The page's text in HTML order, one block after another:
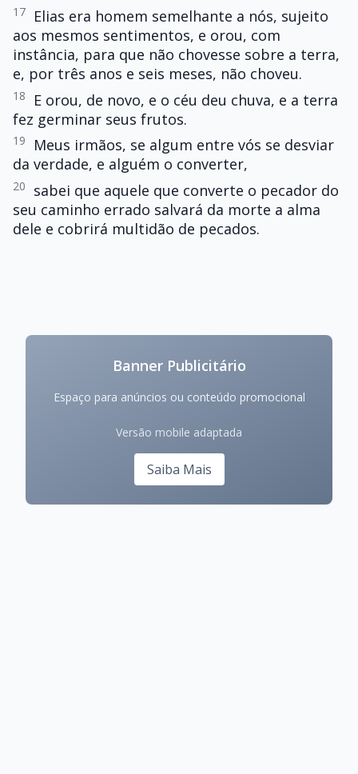
17
Elias era homem semelhante a nós, sujeito
aos mesmos sentimentos, e orou, com
instância, para que não chovesse sobre a terra,
e, por três anos e seis meses, não choveu.
18
E orou, de novo, e o céu deu chuva, e a terra
fez germinar seus frutos.
19
Meus irmãos, se algum entre vós se desviar
da verdade, e alguém o converter,
20
sabei que aquele que converte o pecador do
seu caminho errado salvará da morte a alma
dele e cobrirá multidão de pecados.
Banner Publicitário
Espaço para anúncios ou conteúdo promocional
Versão mobile adaptada
Saiba Mais